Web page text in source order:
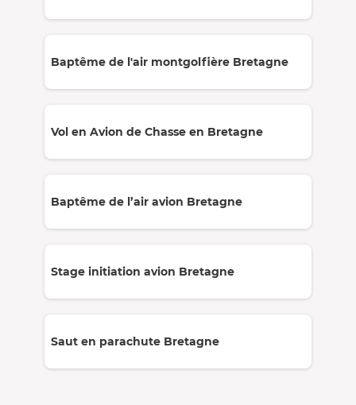
Baptême de l'air montgolfière Bretagne
Vol en Avion de Chasse en Bretagne
Baptême de l’air avion Bretagne
Stage initiation avion Bretagne
Saut en parachute Bretagne